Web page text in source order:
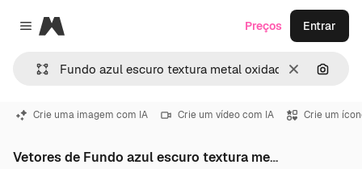
Close menu
Magnific
Limpar
Preços Entrar
Crie uma imagem com IA Crie um vídeo com IA Crie um
Vetores de Fundo azul escuro textura metal oxidado